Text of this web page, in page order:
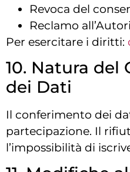
Revoca del
Reclamo
Per esercitare i diritti:
10. Natura del
dei Dati
Il conferimento dei
partecipazione. Il
l’impossibilità di